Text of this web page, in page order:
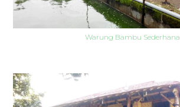
Warung Bambu Sederhana